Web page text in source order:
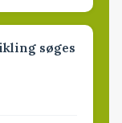
søges